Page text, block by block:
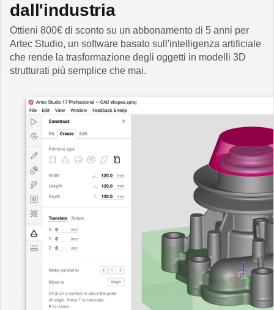
dall'industria
Ottieni 800€ di sconto su un abbonamento di 5 anni per
Artec Studio, un software basato sull'intelligenza artificiale
che rende la trasformazione degli oggetti in modelli 3D
strutturati più semplice che mai.